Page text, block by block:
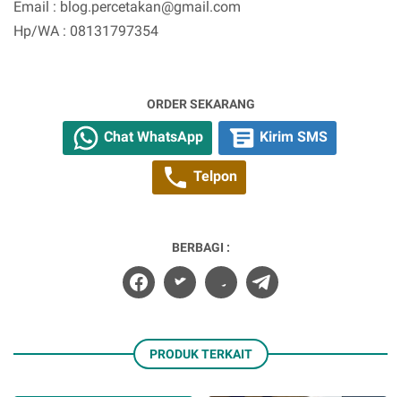
Email : blog.percetakan@gmail.com
Hp/WA : 08131797354
ORDER SEKARANG
Chat WhatsApp Kirim SMS
Telpon
BERBAGI :
PRODUK TERKAIT